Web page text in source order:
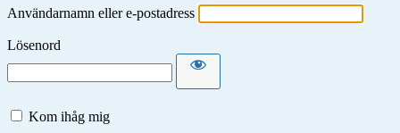
Användarnamn eller e-postadress
Lösenord
Kom ihåg mig